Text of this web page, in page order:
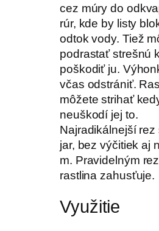
cez múry do
rúr, kde by listy
odtok vody. Tiež
podrastať strešnú
poškodiť ju.
včas odstrániť.
môžete strihať
neuškodí jej to.
Najradikálnejší rez
jar, bez výčitiek aj
m. Pravidelným
rastlina zahusťuje.
Využitie